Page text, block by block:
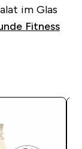
im Glas
Fitness